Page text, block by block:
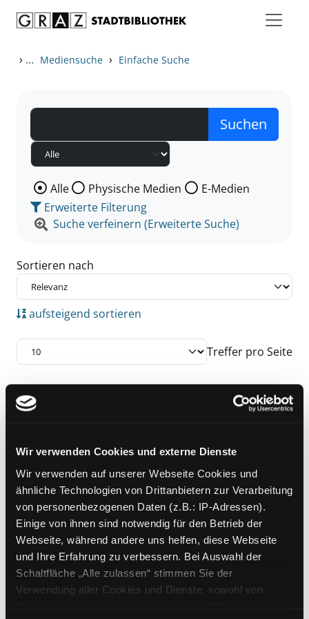
Wir verwenden Cookies und externe Dienste
Wir verwenden auf unserer Webseite Cookies und
ähnliche Technologien von Drittanbietern zur Verarbeitung
von personenbezogenen Daten (z.B.: IP-Adressen).
Einige von ihnen sind notwendig für den Betrieb der
Webseite, während andere uns helfen, diese Webseite
und Ihre Erfahrung zu verbessern. Bei Auswahl der
Schaltfläche „Alle zulassen“ stimmen Sie der
Verwendung aller Cookies und Dienste, sowohl von
› ... Mediensuche › Einfache Suche
Wählen Sie die Medienart nach der Sie suchen wollen.
Alle Physische Medien
E-Medien
Erweiterte Filterung
Suche verfeinern (Erweiterte Suche)
Sortieren nach
aufsteigend sortieren
Treffer pro Seite
Suchergebnis
Zu den Suchfiltern springen
Exemplar-Details von Innere Werte anzeigen
die besten Innereien-Rezepte aus
der Brasserie 'Café Paris'
Verfasser:Pinçon, Thomas ;
Hermes, MichaelSuche nach diesem
Jahr: 2014
Verlag:Hamburg, 99pages-Verl.
Zu den Suchfiltern springen
Sortieren nach